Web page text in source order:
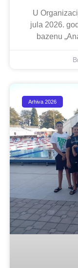
U
jula 2026.
bazenu
Arhiva 2026